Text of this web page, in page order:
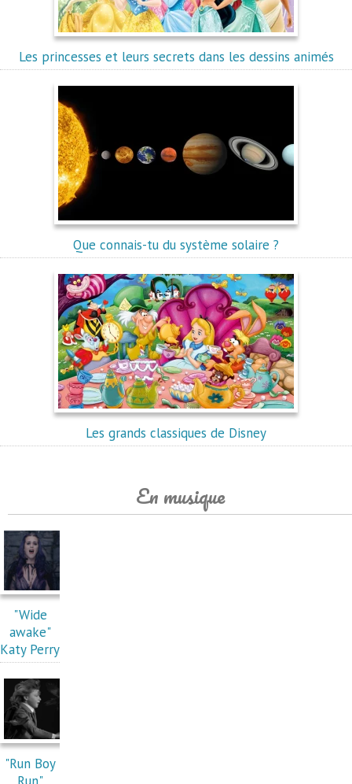
Les princesses et leurs secrets dans les dessins animés
Que connais-tu du système solaire ?
Les grands classiques de Disney
En musique
"Wide
awake"
Katy Perry
"Run Boy
Run"